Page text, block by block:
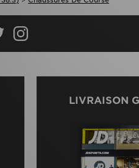
LIVRAISON